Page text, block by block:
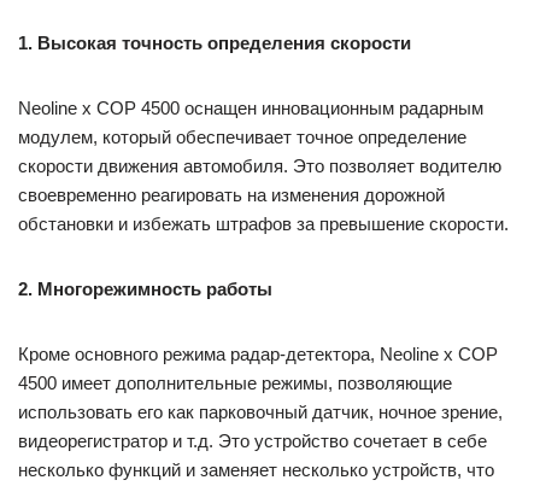
1. Высокая точность определения скорости
Neoline x COP 4500 оснащен инновационным радарным
модулем, который обеспечивает точное определение
скорости движения автомобиля. Это позволяет водителю
своевременно реагировать на изменения дорожной
обстановки и избежать штрафов за превышение скорости.
2. Многорежимность работы
Кроме основного режима радар-детектора, Neoline x COP
4500 имеет дополнительные режимы, позволяющие
использовать его как парковочный датчик, ночное зрение,
видеорегистратор и т.д. Это устройство сочетает в себе
несколько функций и заменяет несколько устройств, что